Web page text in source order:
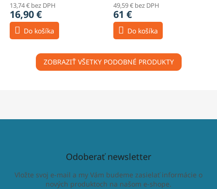
13,74 € bez DPH
16,90 €
Do košíka
49,59 € bez DPH
61 €
Do košíka
ZOBRAZIŤ VŠETKY PODOBNÉ PRODUKTY
Odoberať newsletter
Vložte svoj e-mail a my Vám budeme zasielať informácie o
nových produktoch na našom e-shope.